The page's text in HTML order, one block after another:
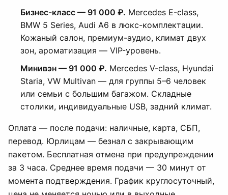
Бизнес-класс — 91 000 ₽. Mercedes E-class,
BMW 5 Series, Audi A6 в люкс-комплектации.
Кожаный салон, премиум-аудио, климат двух
зон, ароматизация — VIP-уровень.
Минивэн — 91 000 ₽. Mercedes V-class, Hyundai
Staria, VW Multivan — для группы 5–6 человек
или семьи с большим багажом. Складные
столики, индивидуальные USB, задний климат.
Оплата — после подачи: наличные, карта, СБП,
перевод. Юрлицам — безнал с закрывающим
пакетом. Бесплатная отмена при предупреждении
за 3 часа. Среднее время подачи — 30 минут от
момента подтверждения. График круглосуточный,